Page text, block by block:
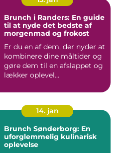
Brunch i Randers: En guide
til at nyde det bedste af
morgenmad og frokost
Er du en af dem, der nyder at
kombinere dine måltider og
gøre dem til en afslappet og
lækker oplevel...
14. jan
Brunch Sønderborg: En
uforglemmelig kulinarisk
oplevelse